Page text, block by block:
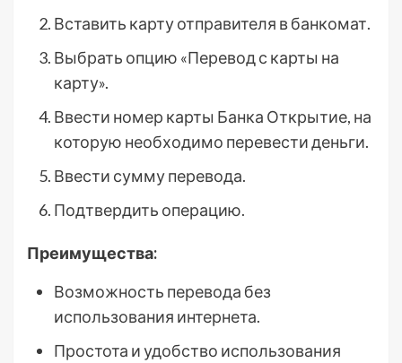
Вставить карту отправителя в банкомат.
Выбрать опцию «Перевод с карты на
карту».
Ввести номер карты Банка Открытие, на
которую необходимо перевести деньги.
Ввести сумму перевода.
Подтвердить операцию.
Преимущества:
Возможность перевода без
использования интернета.
Простота и удобство использования